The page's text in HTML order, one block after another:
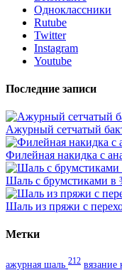
Одноклассники
Rutube
Twitter
Instagram
Youtube
Последние записи
Ажурный сетчатый
Филейная накидка с
Шаль с брумстиками в
Шаль из пряжи с
Метки
ажурная шаль 212 вязание